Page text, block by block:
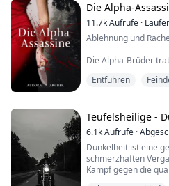
Schwester, sondern
zu werden. Sie bat
18. Geburtstag
liebt, stimmte er
Die Alpha-
11.7kAufrufe ·
Ablehnung und
Die Alpha-Brüder
Beide hatten das
Langsam begannen
die ihre Beute
noch mit ihr spielten.
„Ein paar Wochen
Hunter trat eine...
Entführen
Teufelsheilige -
6.1kAufrufe ·
Dunkelheit ist eine
schmerzhaften
Kampf gegen die